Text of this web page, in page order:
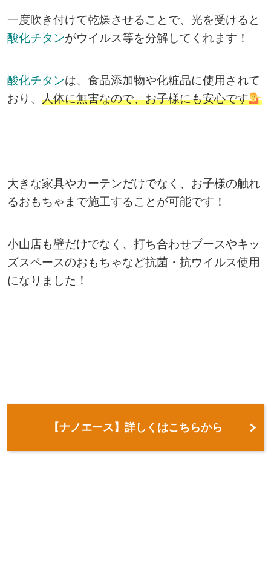
一度吹き付けて乾燥させることで、光を受けると
酸化チタンがウイルス等を分解してくれます！
酸化チタンは、食品添加物や化粧品に使用されて
おり、 人体に無害なので、お子様にも安心です
大きな家具やカーテンだけでなく、お子様の触れ
るおもちゃまで施工することが可能です！
小山店も壁だけでなく、打ち合わせブースやキッ
ズスペースのおもちゃなど抗菌・抗ウイルス使用
になりました！
【ナノエース】詳しくはこちらから